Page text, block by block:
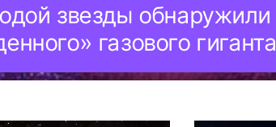
звезды обнаружили
газового гиганта